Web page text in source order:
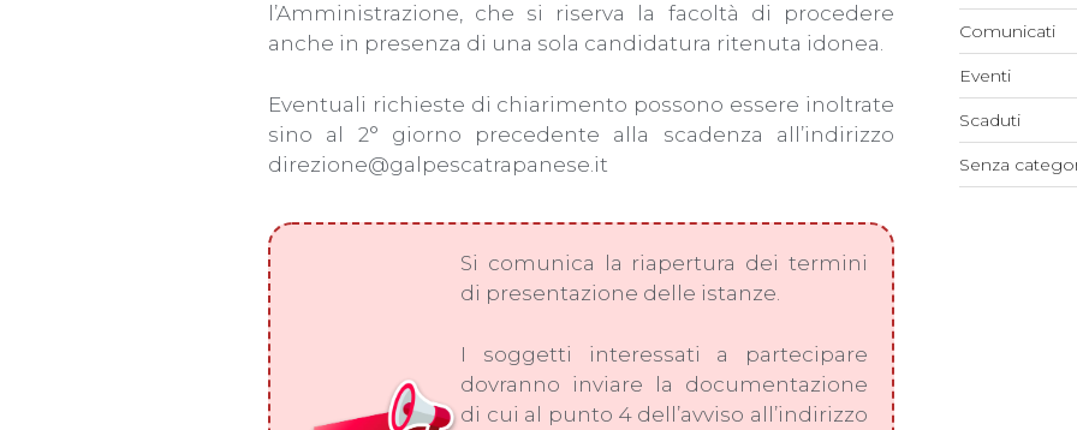
l’Amministrazione, che si riserva la facoltà di procedere
anche in presenza di una sola candidatura ritenuta idonea.
Eventuali richieste di chiarimento possono essere inoltrate
sino al 2° giorno precedente alla scadenza all’indirizzo
direzione@galpescatrapanese.it
Si comunica la riapertura dei termini
di presentazione delle istanze.
I soggetti interessati a partecipare
dovranno inviare la documentazione
di cui al punto 4 dell’avviso all’indirizzo
Comunicati
Eventi
Scaduti
Senza